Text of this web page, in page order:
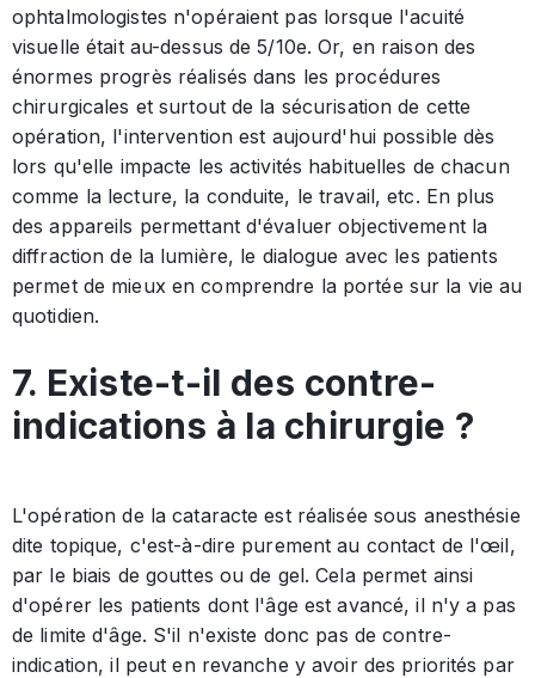
ophtalmologistes n'opéraient pas lorsque l'acuité
visuelle était au-dessus de 5/10e. Or, en raison des
énormes progrès réalisés dans les procédures
chirurgicales et surtout de la sécurisation de cette
opération, l'intervention est aujourd'hui possible dès
lors qu'elle impacte les activités habituelles de chacun
comme la lecture, la conduite, le travail, etc. En plus
des appareils permettant d'évaluer objectivement la
diffraction de la lumière, le dialogue avec les patients
permet de mieux en comprendre la portée sur la vie au
quotidien.
7. Existe-t-il des contre-
indications à la chirurgie ?
L'opération de la cataracte est réalisée sous anesthésie
dite topique, c'est-à-dire purement au contact de l'œil,
par le biais de gouttes ou de gel. Cela permet ainsi
d'opérer les patients dont l'âge est avancé, il n'y a pas
de limite d'âge. S'il n'existe donc pas de contre-
indication, il peut en revanche y avoir des priorités par